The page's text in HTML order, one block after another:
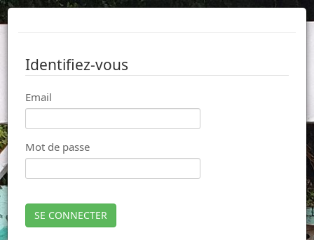
Identifiez-vous
Email
Mot de passe
SE CONNECTER